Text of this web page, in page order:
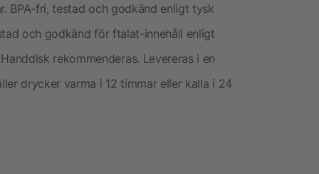
BPA-fri, testad och godkänd enligt tysk
och godkänd för ftalat-innehåll enligt
rekommenderas. Levereras i en
drycker varma i 12 timmar eller kalla i 24